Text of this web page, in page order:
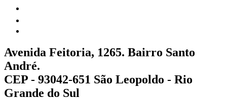
Avenida Feitoria, 1265. Bairro Santo
André.
CEP - 93042-651 São Leopoldo - Rio
Grande do Sul